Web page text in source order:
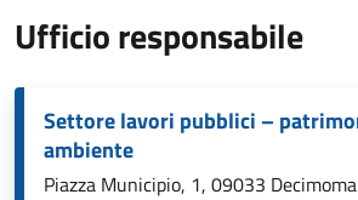
Ufficio responsabile
Settore lavori pubblici –
ambiente
Piazza Municipio, 1, 09033